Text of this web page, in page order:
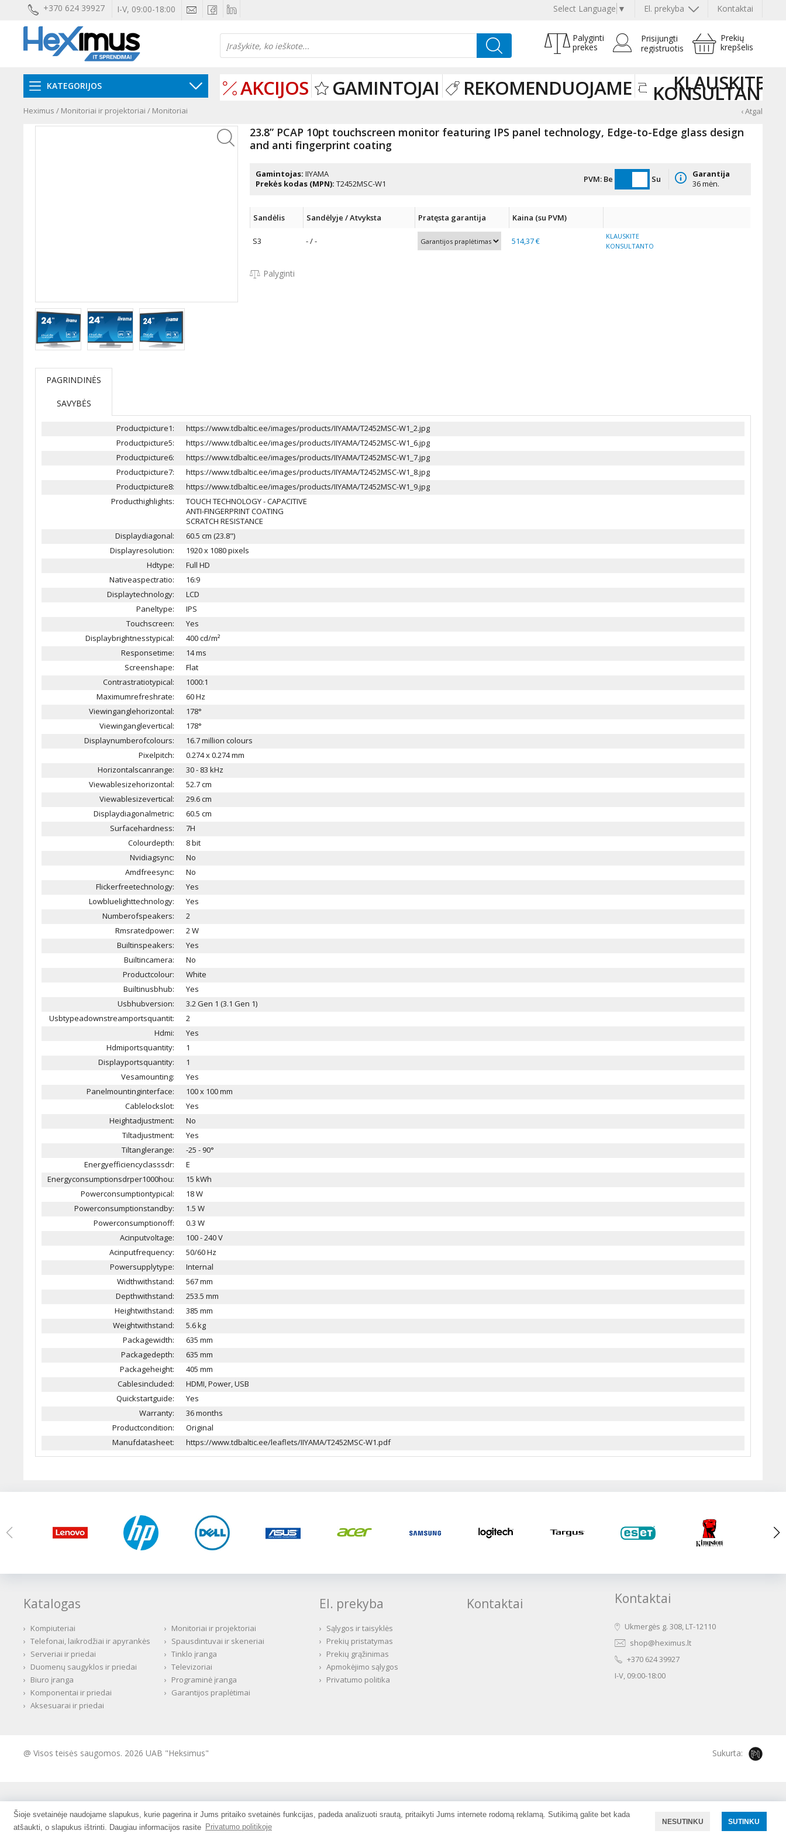
Šioje svetainėje naudojame slapukus, kurie pagerina ir Jums pritaiko svetainės funkcijas, padeda analizuoti srautą, pritaikyti Jums internete rodomą reklamą. Sutikimą galite bet kada
atšaukti, o slapukus ištrinti. Daugiau informacijos rasite Privatumo politikoje
NESUTINKU SUTINKU
+370 624 39927 I-V, 09:00-18:00 Kontaktai
El. prekyba
Select Language ▼
Prekių
krepšelis
Prisijungti
registruotis
Palyginti
prekes
KATEGORIJOS AKCIJOS GAMINTOJAI REKOMENDUOJAME KLAUSKITE
KONSULTANTO
Heximus / Monitoriai ir projektoriai / Monitoriai ‹ Atgal
23.8” PCAP 10pt touchscreen monitor featuring IPS panel technology, Edge-to-Edge glass design
and anti fingerprint coating
Gamintojas: IIYAMA
Prekės kodas (MPN): T2452MSC-W1 PVM: Be Su
Garantija
36 mėn.
Sandėlis Sandėlyje / Atvyksta Pratęsta garantija Kaina (su PVM)
S3 - / - 514,37 €
KLAUSKITE
KONSULTANTO
Palyginti
PAGRINDINĖS
SAVYBĖS
Productpicture1:
https://www.tdbaltic.ee/images/products/IIYAMA/T2452MSC-W1_2.jpg
Productpicture5:
https://www.tdbaltic.ee/images/products/IIYAMA/T2452MSC-W1_6.jpg
Productpicture6:
https://www.tdbaltic.ee/images/products/IIYAMA/T2452MSC-W1_7.jpg
Productpicture7:
https://www.tdbaltic.ee/images/products/IIYAMA/T2452MSC-W1_8.jpg
Productpicture8:
https://www.tdbaltic.ee/images/products/IIYAMA/T2452MSC-W1_9.jpg
Producthighlights:
TOUCH TECHNOLOGY - CAPACITIVE
ANTI-FINGERPRINT COATING
SCRATCH RESISTANCE
Displaydiagonal:
60.5 cm (23.8")
Displayresolution:
1920 x 1080 pixels
Hdtype:
Full HD
Nativeaspectratio:
16:9
Displaytechnology:
LCD
Paneltype:
IPS
Touchscreen:
Yes
Displaybrightnesstypical:
400 cd/m²
Responsetime:
14 ms
Screenshape:
Flat
Contrastratiotypical:
1000:1
Maximumrefreshrate:
60 Hz
Viewinganglehorizontal:
178°
Viewinganglevertical:
178°
Displaynumberofcolours:
16.7 million colours
Pixelpitch:
0.274 x 0.274 mm
Horizontalscanrange:
30 - 83 kHz
Viewablesizehorizontal:
52.7 cm
Viewablesizevertical:
29.6 cm
Displaydiagonalmetric:
60.5 cm
Surfacehardness:
7H
Colourdepth:
8 bit
Nvidiagsync:
No
Amdfreesync:
No
Flickerfreetechnology:
Yes
Lowbluelighttechnology:
Yes
Numberofspeakers:
2
Rmsratedpower:
2 W
Builtinspeakers:
Yes
Builtincamera:
No
Productcolour:
White
Builtinusbhub:
Yes
Usbhubversion:
3.2 Gen 1 (3.1 Gen 1)
Usbtypeadownstreamportsquantit:
2
Hdmi:
Yes
Hdmiportsquantity:
1
Displayportsquantity:
1
Vesamounting:
Yes
Panelmountinginterface:
100 x 100 mm
Cablelockslot:
Yes
Heightadjustment:
No
Tiltadjustment:
Yes
Tiltanglerange:
-25 - 90°
Energyefficiencyclasssdr:
E
Energyconsumptionsdrper1000hou:
15 kWh
Powerconsumptiontypical:
18 W
Powerconsumptionstandby:
1.5 W
Powerconsumptionoff:
0.3 W
Acinputvoltage:
100 - 240 V
Acinputfrequency:
50/60 Hz
Powersupplytype:
Internal
Widthwithstand:
567 mm
Depthwithstand:
253.5 mm
Heightwithstand:
385 mm
Weightwithstand:
5.6 kg
Packagewidth:
635 mm
Packagedepth:
635 mm
Packageheight:
405 mm
Cablesincluded:
HDMI, Power, USB
Quickstartguide:
Yes
Warranty:
36 months
Productcondition:
Original
Manufdatasheet:
https://www.tdbaltic.ee/leaflets/IIYAMA/T2452MSC-W1.pdf
Katalogas
› Kompiuteriai › Monitoriai ir projektoriai
› Telefonai, laikrodžiai ir apyrankės › Spausdintuvai ir skeneriai
› Serveriai ir priedai › Tinklo įranga
› Duomenų saugyklos ir priedai › Televizoriai
› Biuro įranga › Programinė įranga
› Komponentai ir priedai › Garantijos praplėtimai
› Aksesuarai ir priedai
El. prekyba
› Sąlygos ir taisyklės
› Prekių pristatymas
› Prekių grąžinimas
› Apmokėjimo sąlygos
› Privatumo politika
Kontaktai Kontaktai
Ukmergės g. 308, LT-12110
shop@heximus.lt
+370 624 39927
I-V, 09:00-18:00
@ Visos teisės saugomos. 2026 UAB "Heksimus" Sukurta: